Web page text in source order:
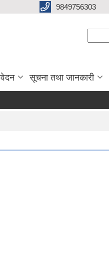
9849756303
सूचना तथा जानकारी